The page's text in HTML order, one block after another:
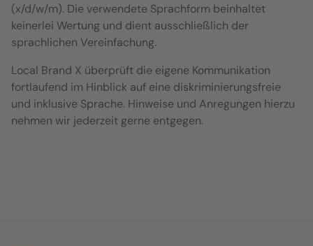
(x/d/w/m). Die verwendete Sprachform beinhaltet
keinerlei Wertung und dient ausschließlich der
sprachlichen Vereinfachung.
Local Brand X überprüft die eigene Kommunikation
fortlaufend im Hinblick auf eine diskriminierungsfreie
und inklusive Sprache. Hinweise und Anregungen hierzu
nehmen wir jederzeit gerne entgegen.